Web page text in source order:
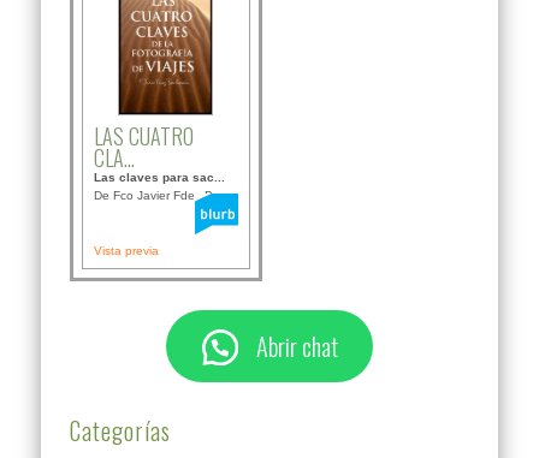
LAS CUATRO
CLA...
Las claves para sac...
De Fco Javier Fdez B...
Vista previa
Abrir chat
Categorías